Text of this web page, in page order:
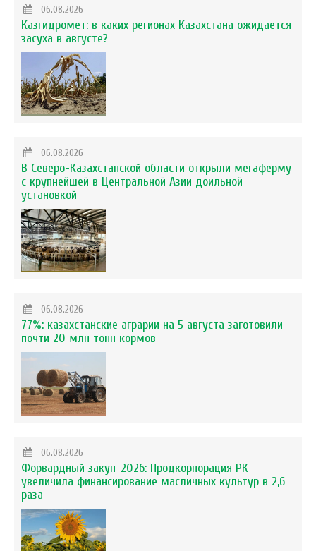
06.08.2026
Казгидромет: в каких регионах Казахстана ожидается
засуха в августе?
06.08.2026
В Северо-Казахстанской области открыли мегаферму
с крупнейшей в Центральной Азии доильной
установкой
06.08.2026
77%: казахстанские аграрии на 5 августа заготовили
почти 20 млн тонн кормов
06.08.2026
Форвардный закуп-2026: Продкорпорация РК
увеличила финансирование масличных культур в 2,6
раза